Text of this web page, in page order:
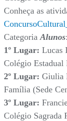
Conheça as
CategoriaAlunos:
1º Lugar: Lucas
Colégio Estadual
2º Lugar: Giulia
Família (Sede
3º Lugar:
Colégio Sagrada